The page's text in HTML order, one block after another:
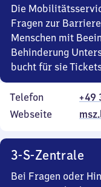
Die
Fragen zur
Menschen mit
Behinderung
bucht für sie
Telefon
+49
Webseite
3-S-Zentrale
Bei Fragen oder